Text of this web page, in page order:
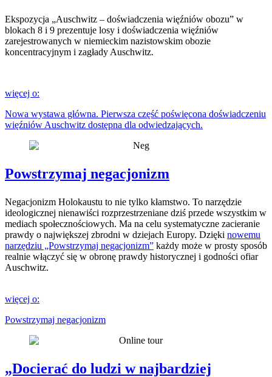
Ekspozycja „Auschwitz – doświadczenia więźniów obozu” w
blokach 8 i 9 prezentuje losy i doświadczenia więźniów
zarejestrowanych w niemieckim nazistowskim obozie
koncentracyjnym i zagłady Auschwitz.
więcej o:
Nowa wystawa główna. Pierwsza część poświęcona doświadczeniu
więźniów Auschwitz dostępna dla odwiedzających.
Powstrzymaj negacjonizm
Negacjonizm Holokaustu to nie tylko kłamstwo. To narzędzie
ideologicznej nienawiści rozprzestrzeniane dziś przede wszystkim w
mediach społecznościowych. Ma na celu systematyczne zacieranie
prawdy o największej zbrodni w dziejach Europy. Dzięki nowemu
narzędziu „Powstrzymaj negacjonizm” każdy może w prosty sposób
realnie włączyć się w obronę prawdy historycznej i godności ofiar
Auschwitz.
więcej o:
Powstrzymaj negacjonizm
„Docierać do ludzi w najbardziej